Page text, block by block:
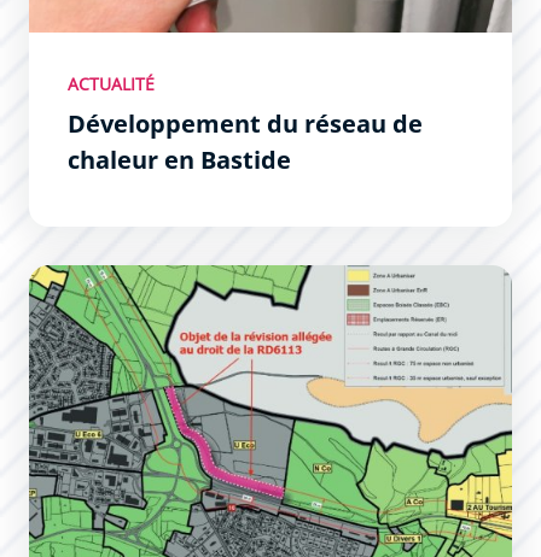
ACTUALITÉ
Développement du réseau de
chaleur en Bastide
Révision allégée No 1 du Plan Local d&#039;Urbanisme